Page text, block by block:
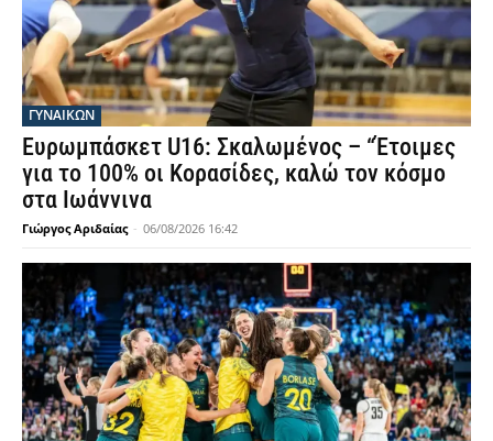
ΓΥΝΑΙΚΩΝ
Ευρωμπάσκετ U16: Σκαλωμένος – “Έτοιμες
για το 100% οι Κορασίδες, καλώ τον κόσμο
στα Ιωάννινα
Γιώργος Αριδαίας - 06/08/2026 16:42